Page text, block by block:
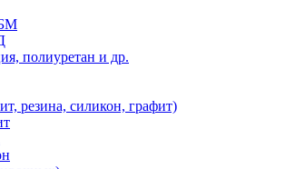
полиуретан и др.
резина, силикон, графит)